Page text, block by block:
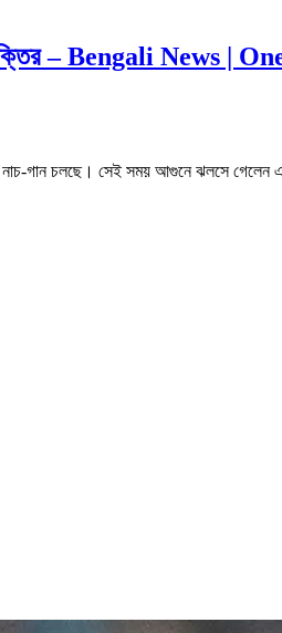
ব্যক্তির – Bengali News |
নাচ-গান চলছে। সেই সময় আগুনে ঝলসে গেলেন